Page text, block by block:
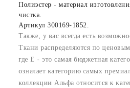
Полиэстер - материал
чистка.
Артикул 300169-1852.
Также, у вас всегда есть
Ткани распределяются по
где Е - это самая бюджетная
означает категорию самых
коллекции Альфа относится к